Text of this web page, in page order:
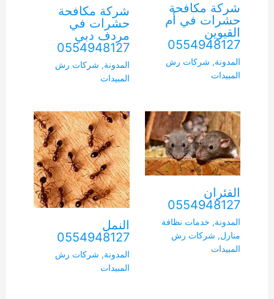
شركة مكافحة
حشرات في أم
القيوين
0554948127
المدونة, شركات رش
المبيدات
شركة مكافحة
حشرات في
مردف دبي
0554948127
المدونة, شركات رش
المبيدات
الفئران
0554948127
المدونة, خدمات نظافة
منازل, شركات رش
المبيدات
النمل
0554948127
المدونة, شركات رش
المبيدات